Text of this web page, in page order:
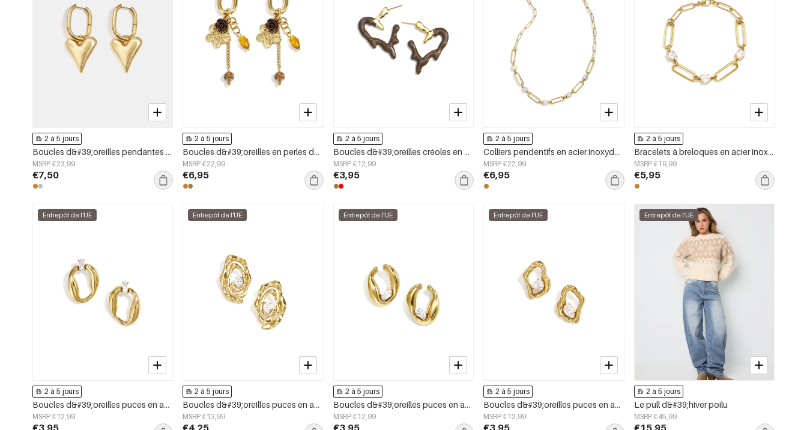
2 à 5 jours
Boucles d&#39;oreilles pendantes en forme de cœur, série simple et décontractée pour le quotidien, bijoux pour femmes
MSRP €23,99
€7,50
2 à 5 jours
Boucles d&#39;oreilles en perles d&#39;acier inoxydable, style floral, collection romantique décontractée pour le quotidien, bijoux pour femmes
MSRP €22,99
€6,95
2 à 5 jours
Boucles d&#39;oreilles créoles en acier inoxydable, style cœur, collection Daily Simple, bijoux pour femmes
MSRP €12,99
€3,95
2 à 5 jours
Colliers pendentifs en acier inoxydable, collection Cercle Simple Daily Simple, bijoux pour femmes
MSRP €22,99
€6,95
2 à 5 jours
Bracelets à breloques en acier inoxydable, style cercle, collection Daily Simple, bijoux pour femmes
MSRP €19,99
€5,95
Entrepôt de l'UE
2 à 5 jours
Boucles d&#39;oreilles puces en acier inoxydable, forme irrégulière, collection Simple Daily Simple, bijoux pour femmes
MSRP €12,99
€3,95
Entrepôt de l'UE
2 à 5 jours
Boucles d&#39;oreilles puces en acier inoxydable, forme irrégulière, collection Simple Daily Simple, bijoux pour femmes
MSRP €13,99
€4,25
Entrepôt de l'UE
2 à 5 jours
Boucles d&#39;oreilles puces en acier inoxydable, forme irrégulière, collection Simple Daily Simple, bijoux pour femmes
MSRP €12,99
€3,95
Entrepôt de l'UE
2 à 5 jours
Boucles d&#39;oreilles puces en acier inoxydable, forme géométrique, collection simple pour le quotidien, bijoux pour femmes
MSRP €12,99
€3,95
Entrepôt de l'UE
2 à 5 jours
Le pull d&#39;hiver poilu
MSRP €45,99
€15,95